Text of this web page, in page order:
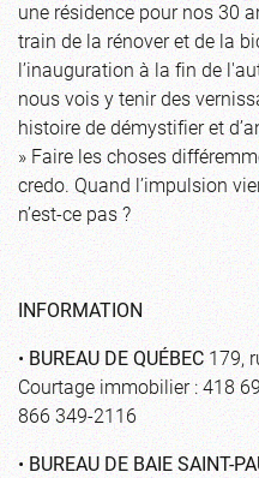
une résidence pour nos 30
train de la rénover et de la
l’inauguration à la fin de
nous vois y tenir des
histoire de démystifier et
» Faire les choses
credo. Quand l’impulsion
n’est-ce pas ?
INFORMATION
•BUREAU DE QUÉBEC179,
Courtage immobilier : 418
866 349-2116
•BUREAU DE BAIE SAINT-